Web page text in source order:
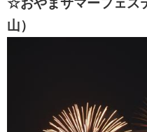
☆おやまサマーフェス
山）